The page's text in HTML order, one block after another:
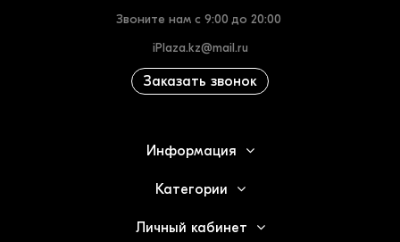
Звоните нам с 9:00 до 20:00
iPlaza.kz@mail.ru
Заказать звонок
Информация
Категории
Личный кабинет